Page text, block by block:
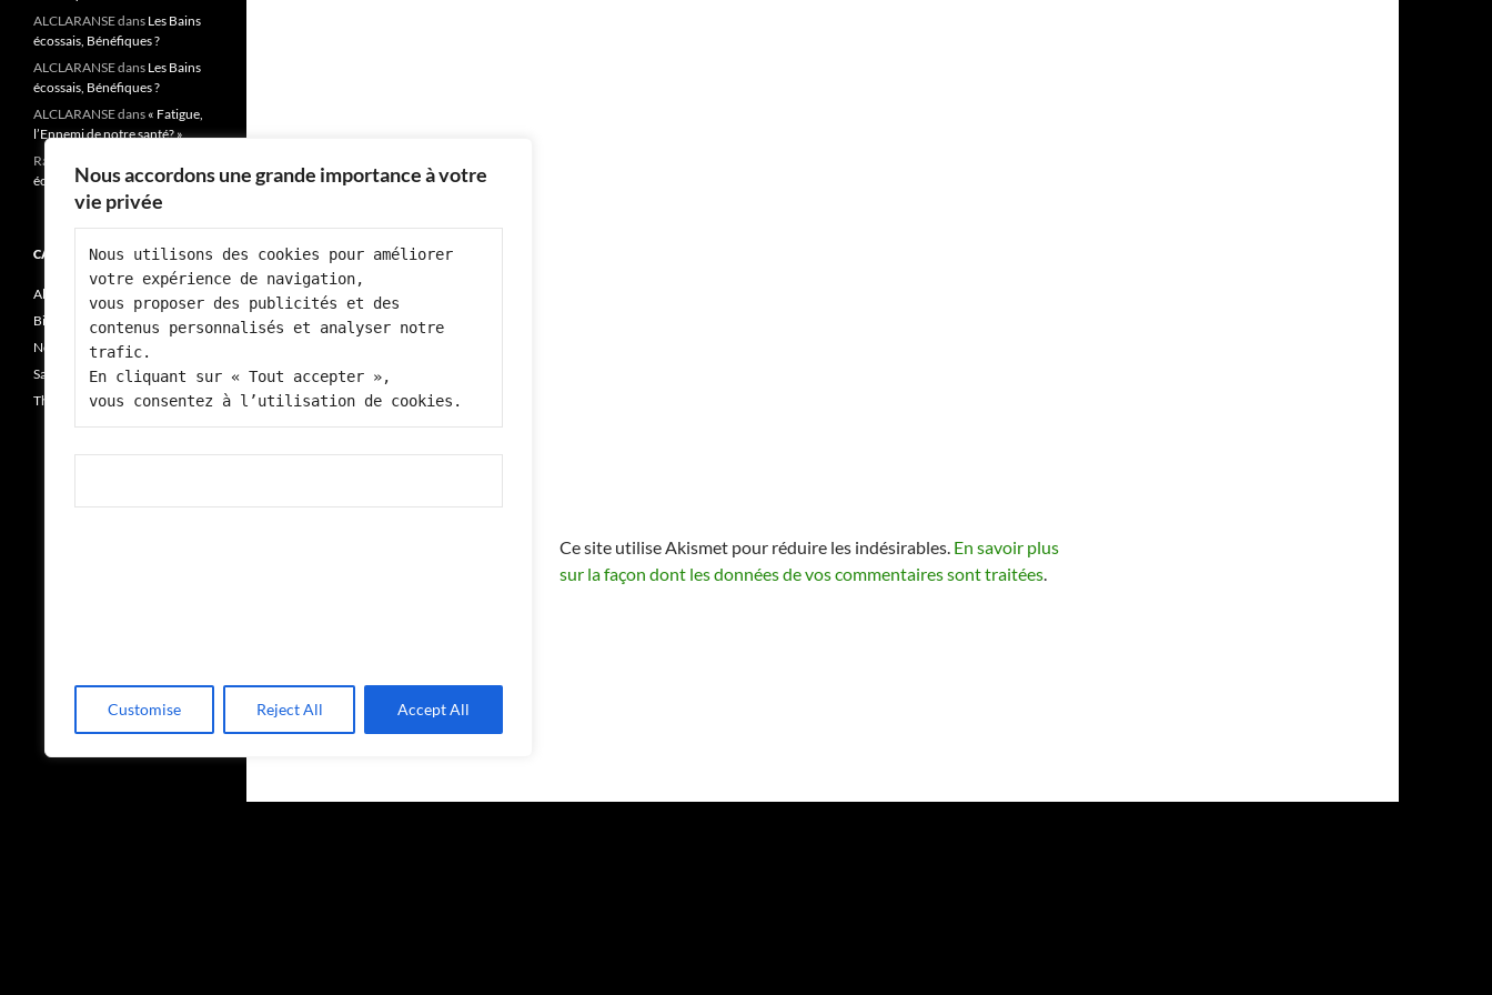
Nous accordons une grande importance à votre
vie privée
Nous utilisons des cookies pour améliorer
votre expérience de navigation,
vous proposer des publicités et des
contenus personnalisés et analyser notre
trafic.
En cliquant sur « Tout accepter »,
vous consentez à l’utilisation de cookies.
Customise Reject All Accept All
Ce site utilise Akismet pour réduire les indésirables. En savoir plus
sur la façon dont les données de vos commentaires sont traitées.
ALCLARANSEdans Les Bains
écossais, Bénéfiques ?
ALCLARANSEdans Les Bains
écossais, Bénéfiques ?
ALCLARANSEdans « Fatigue,
l’Ennemi de notre santé? »
Rai josiane
écossais, Bénéfiques ?
CATÉGORIES
Alimentation
Bien-être
Non classé
Santé
Thérapie